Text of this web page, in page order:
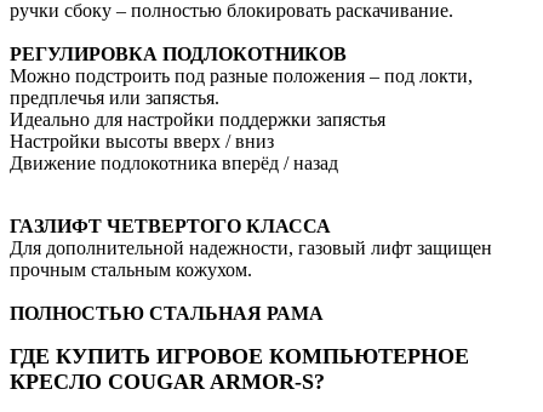
ручки сбоку – полностью блокировать раскачивание.
РЕГУЛИРОВКА ПОДЛОКОТНИКОВ
Можно подстроить под разные положения – под локти,
предплечья или запястья.
Идеально для настройки поддержки запястья
Настройки высоты вверх / вниз
Движение подлокотника вперёд / назад
ГАЗЛИФТ ЧЕТВЕРТОГО КЛАССА
Для дополнительной надежности, газовый лифт защищен
прочным стальным кожухом.
ПОЛНОСТЬЮ СТАЛЬНАЯ РАМА
ГДЕ КУПИТЬ ИГРОВОЕ КОМПЬЮТЕРНОЕ
КРЕСЛО COUGAR ARMOR-S?